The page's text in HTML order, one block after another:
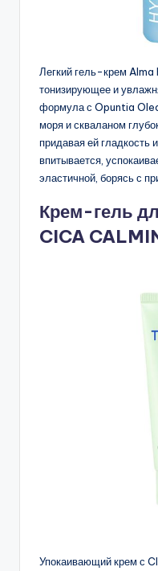
Легкий гель-крем Alma
тонизирующее и
формула с Opuntia
моря и скваланом
придавая ей гладкость
впитывается,
эластичной, борясь с
Крем-гель
CICA
Упокаивающий крем с